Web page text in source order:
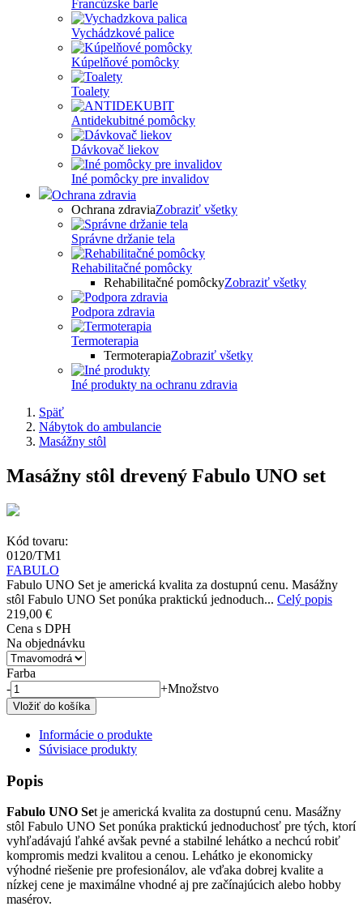
Francúzske barle
Vychádzkové palice
Kúpelňové pomôcky
Toalety
Antidekubitné pomôcky
Dávkovač liekov
Iné pomôcky pre invalidov
Ochrana zdravia
Ochrana zdraviaZobraziť všetky
Správne držanie tela
Rehabilitačné pomôcky
Rehabilitačné pomôckyZobraziť všetky
Podpora zdravia
Termoterapia
TermoterapiaZobraziť všetky
Iné produkty na ochranu zdravia
Späť
Nábytok do ambulancie
Masážny stôl
Masážny stôl drevený Fabulo UNO set
Kód tovaru:
0120/TM1
FABULO
Fabulo UNO Set je americká kvalita za dostupnú cenu. Masážny
stôl Fabulo UNO Set ponúka praktickú jednoduch... Celý popis
219,00 €
Cena s DPH
Na objednávku
Farba
-
+Množstvo
Informácie o produkte
Súvisiace produkty
Popis
Fabulo UNO Set je americká kvalita za dostupnú cenu. Masážny
stôl Fabulo UNO Set ponúka praktickú jednoduchosť pre tých, ktorí
vyhľadávajú ľahké avšak pevné a stabilné lehátko a nechcú robiť
kompromis medzi kvalitou a cenou. Lehátko je ekonomicky
výhodné riešenie pre profesionálov, ale vďaka dobrej kvalite a
nízkej cene je maximálne vhodné aj pre začínajúcich alebo hobby
masérov.